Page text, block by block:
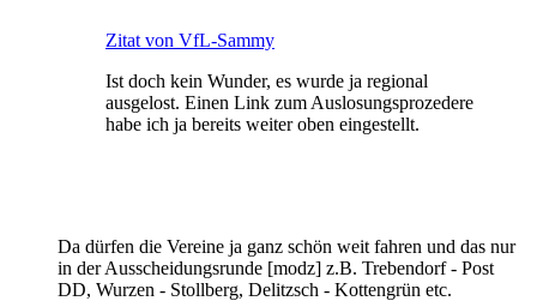
Zitat von VfL-Sammy
Ist doch kein Wunder, es wurde ja regional
ausgelost. Einen Link zum Auslosungsprozedere
habe ich ja bereits weiter oben eingestellt.
Da dürfen die Vereine ja ganz schön weit fahren und das nur
in der Ausscheidungsrunde [modz] z.B. Trebendorf - Post
DD, Wurzen - Stollberg, Delitzsch - Kottengrün etc.